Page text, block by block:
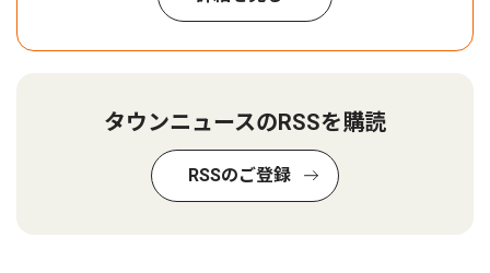
タウンニュースのRSSを購読
RSSのご登録